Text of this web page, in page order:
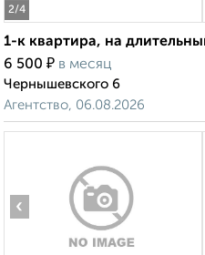
2/4
1-к квартира, на
6 500 ₽ в месяц
Чернышевского 6
Агентство, 06.08.2026
‹